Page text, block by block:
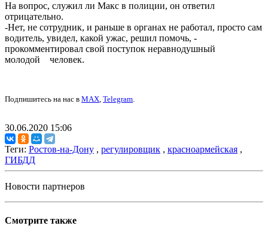
На вопрос, служил ли Макс в полиции, он ответил
отрицательно.
-Нет, не сотрудник, и раньше в органах не работал, просто сам
водитель, увидел, какой ужас, решил помочь, -
прокомментировал свой поступок неравнодушный
молодой человек.
Подпишитесь на нас в MAX, Telegram.
30.06.2020 15:06
Теги: Ростов-на-Дону , регулировщик , красноармейская ,
ГИБДД
Новости партнеров
Смотрите также